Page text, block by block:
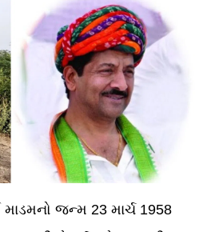
જન્મ 23 માર્ચ 1958